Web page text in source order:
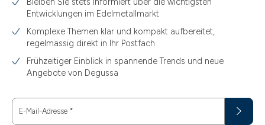
1.49
1.87
11.61
15
15.60
Entwicklungen im Edelmetallmarkt
Komplexe Themen klar und kompakt aufbereitet,
regelmässig direkt in Ihr Postfach
Frühzeitiger Einblick in spannende Trends und neue
Angebote von Degussa
E-Mail-Adresse *